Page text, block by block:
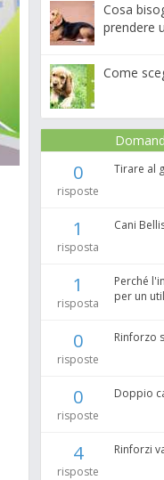
Cosa
prendere
Come
0
risposte
Tirare al
1
risposta
Cani
1
risposta
Perché
per un
0
risposte
Rinforzo
0
risposte
Doppio
4
risposte
Rinforzi